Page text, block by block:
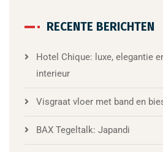
RECENTE BERICHTEN
Hotel Chique: luxe, elegantie
interieur
Visgraat vloer met band en
BAX Tegeltalk: Japandi